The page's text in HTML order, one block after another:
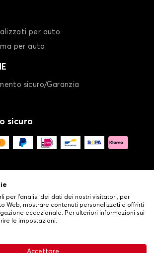
per auto
per auto
sicuro/Garanzia
sicuro
di vendita•
per l'analisi dei dati dei nostri visitatori, per
Web, mostrare contenuti personalizzati e offrirti
eccezionale. Per ulteriori informazioni sui
le impostazioni.
Accettare